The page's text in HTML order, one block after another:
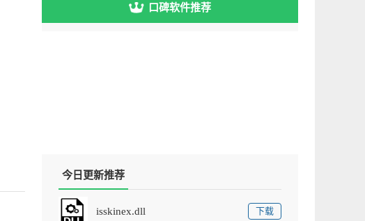
口碑软件推荐
今日更新推荐
isskinex.dll 下载